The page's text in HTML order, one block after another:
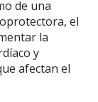
de una
el
la
y
afectan el